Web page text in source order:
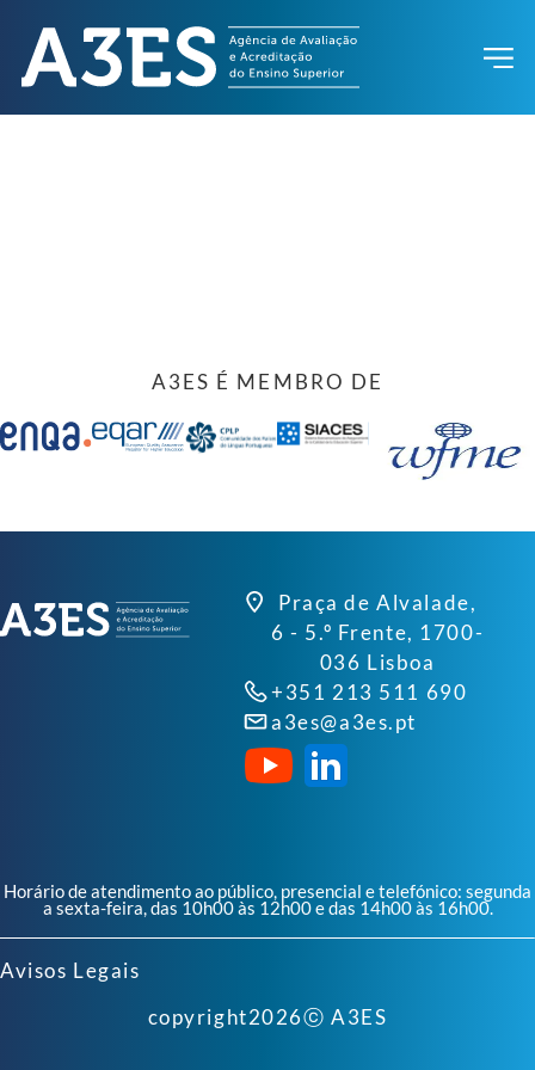
A3ES É MEMBRO DE
Praça de Alvalade,
6 - 5.º Frente, 1700-
036 Lisboa
+351 213 511 690
a3es@a3es.pt
Horário de atendimento ao público, presencial e telefónico: segunda
a sexta-feira, das 10h00 às 12h00 e das 14h00 às 16h00.
Avisos Legais
copyright2026ⓒ A3ES